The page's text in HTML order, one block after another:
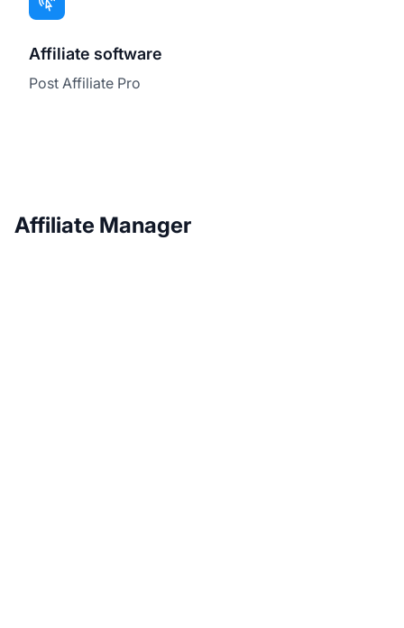
Affiliate software
Post Affiliate Pro
Affiliate Manager